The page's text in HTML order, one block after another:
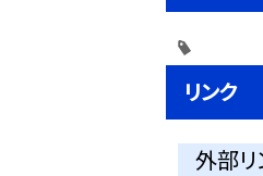
リンク
外部リ